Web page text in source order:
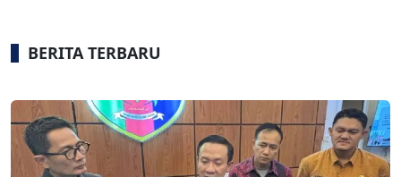
BERITA TERBARU